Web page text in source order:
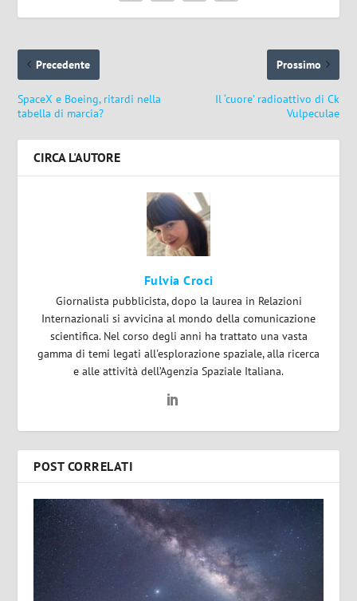
Precedente
SpaceX e Boeing, ritardi nella
tabella di marcia?
Prossimo
Il ‘cuore’ radioattivo di Ck
Vulpeculae
CIRCA L'AUTORE
Fulvia Croci
Giornalista pubblicista, dopo la laurea in Relazioni
Internazionali si avvicina al mondo della comunicazione
scientifica. Nel corso degli anni ha trattato una vasta
gamma di temi legati all'esplorazione spaziale, alla ricerca
e alle attività dell’Agenzia Spaziale Italiana.
POST CORRELATI